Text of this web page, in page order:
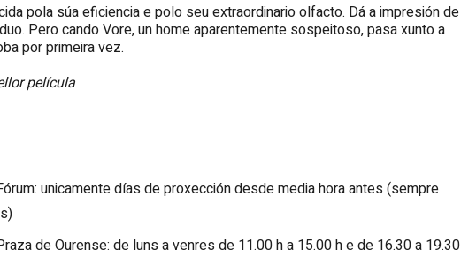
pola súa eficiencia e polo seu extraordinario olfacto. Dá a impresión de
Pero cando Vore, un home aparentemente sospeitoso, pasa xunto a
por primeira vez.
película
unicamente días de proxección desde media hora antes (sempre
de Ourense: de luns a venres de 11.00 h a 15.00 h e de 16.30 a 19.30